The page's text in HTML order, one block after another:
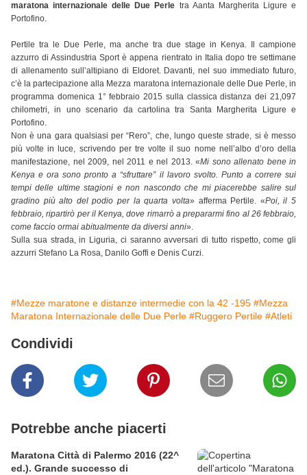
maratona internazionale delle Due Perle tra Aanta Margherita Ligure e
Portofino.
Pertile tra le Due Perle, ma anche tra due stage in Kenya. Il campione
azzurro di Assindustria Sport è appena rientrato in Italia dopo tre settimane
di allenamento sull’altipiano di Eldoret. Davanti, nel suo immediato futuro,
c’è la partecipazione alla Mezza maratona internazionale delle Due Perle, in
programma domenica 1° febbraio 2015 sulla classica distanza dei 21,097
chilometri, in uno scenario da cartolina tra Santa Margherita Ligure e
Portofino.
Non è una gara qualsiasi per “Rero”, che, lungo queste strade, si è messo
più volte in luce, scrivendo per tre volte il suo nome nell’albo d’oro della
manifestazione, nel 2009, nel 2011 e nel 2013. «Mi sono allenato bene in
Kenya e ora sono pronto a “sfruttare” il lavoro svolto. Punto a correre sui
tempi delle ultime stagioni e non nascondo che mi piacerebbe salire sul
gradino più alto del podio per la quarta volta» afferma Pertile. «Poi, il 5
febbraio, ripartirò per il Kenya, dove rimarrò a prepararmi fino al 26 febbraio,
come faccio ormai abitualmente da diversi anni».
Sulla sua strada, in Liguria, ci saranno avversari di tutto rispetto, come gli
azzurri Stefano La Rosa, Danilo Goffi e Denis Curzi.
#Mezze maratone e distanze intermedie con la 42 -195 #Mezza
Maratona Internazionale delle Due Perle #Ruggero Pertile #Atleti
Condividi
Potrebbe anche piacerti
Maratona Città di Palermo 2016 (22^
ed.). Grande successo di